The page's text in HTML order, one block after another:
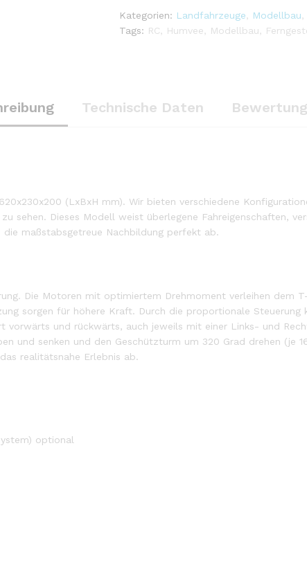
Kategorien: Landfahrzeuge, Modellbau,
Tags: RC, Humvee, Modellbau,
Technische Daten
(LxBxH mm). Wir bieten verschiedene
sehen. Dieses Modell weist überlegene Fahreigenschaften,
maßstabsgetreue Nachbildung perfekt ab.
Die Motoren mit optimiertem Drehmoment verleihen dem
sorgen für höhere Kraft. Durch die proportionale Steuerung
und rückwärts, auch jeweils mit einer Links- und
und senken und den Geschützturm um 320 Grad drehen (je
realitätsnahe Erlebnis ab.
optional